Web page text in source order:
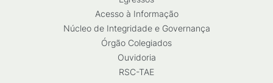
Acesso à Informação
Núcleo de Integridade e Governança
Órgão Colegiados
Ouvidoria
RSC-TAE